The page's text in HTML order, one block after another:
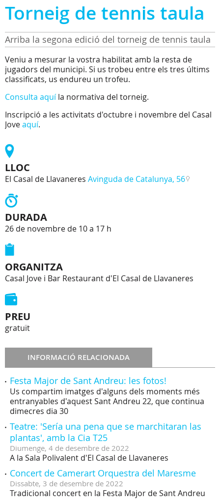
Torneig de tennis taula
Arriba la segona edició del torneig de tennis taula
Veniu a mesurar la vostra habilitat amb la resta de
jugadors del municipi. Si us trobeu entre els tres últims
classificats, us endureu un trofeu.
Consulta aquíla normativa del torneig.
Inscripció a les activitats d'octubre i novembre del Casal
Joveaquí.
LLOC
El Casal de Llavaneres Avinguda de Catalunya, 56
DURADA
26 de novembre de 10 a 17 h
ORGANITZA
Casal Jove i Bar Restaurant d'El Casal de Llavaneres
PREU
gratuït
INFORMACIÓ RELACIONADA
Festa Major de Sant Andreu: les fotos!
Us compartim imatges d'alguns dels moments més
entranyables d'aquest Sant Andreu 22, que continua
dimecres dia 30
Teatre: 'Sería una pena que se marchitaran las
plantas', amb la Cia T25
Diumenge, 4 de desembre de 2022
A la Sala Polivalent d'El Casal de Llavaneres
Concert de Camerart Orquestra del Maresme
Dissabte, 3 de desembre de 2022
Tradicional concert en la Festa Major de Sant Andreu